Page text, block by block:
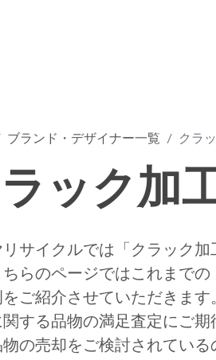
ブランド・デザイナー一覧 クラ
ック加
リサイクルでは「クラック
らのページではこれまで
ご紹介させていただきま
関する品物の満足査定にご
の売却をご検討されてい